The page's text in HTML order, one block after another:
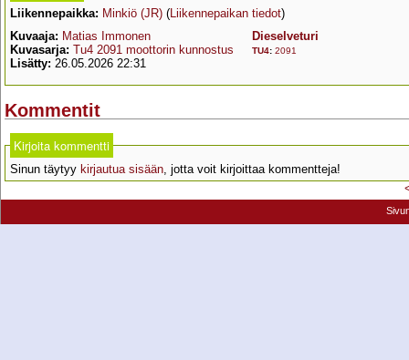
Liikennepaikka: Minkiö (JR) (Liikennepaikan tiedot)
Kuvaaja: Matias Immonen
Kuvasarja: Tu4 2091 moottorin kunnostus
Lisätty: 26.05.2026 22:31
Dieselveturi
TU4: 2091
Kommentit
Kirjoita kommentti
Sinun täytyy kirjautua sisään, jotta voit kirjoittaa kommentteja!